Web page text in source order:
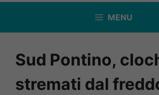
MENU
Sud Pontino,
stremati dal